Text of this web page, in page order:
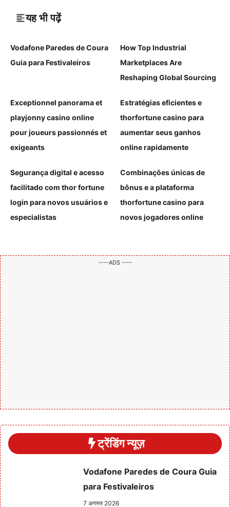
यह भी पढ़ें
Vodafone Paredes de Coura
Guia para Festivaleiros
How Top Industrial
Marketplaces Are
Reshaping Global Sourcing
Exceptionnel panorama et
playjonny casino online
pour joueurs passionnés et
exigeants
Estratégias eficientes e
thorfortune casino para
aumentar seus ganhos
online rapidamente
Segurança digital e acesso
facilitado com thor fortune
login para novos usuários e
especialistas
Combinações únicas de
bônus e a plataforma
thorfortune casino para
novos jogadores online
----ADS ----
ट्रेंडिंग न्यूज़
Vodafone Paredes de Coura Guia
para Festivaleiros
7 अगस्त 2026